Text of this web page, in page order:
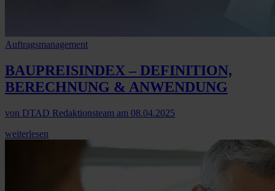
Auftragsmanagement
BAUPREISINDEX – DEFINITION,
BERECHNUNG & ANWENDUNG
von DTAD Redaktionsteam am 08.04.2025
weiterlesen